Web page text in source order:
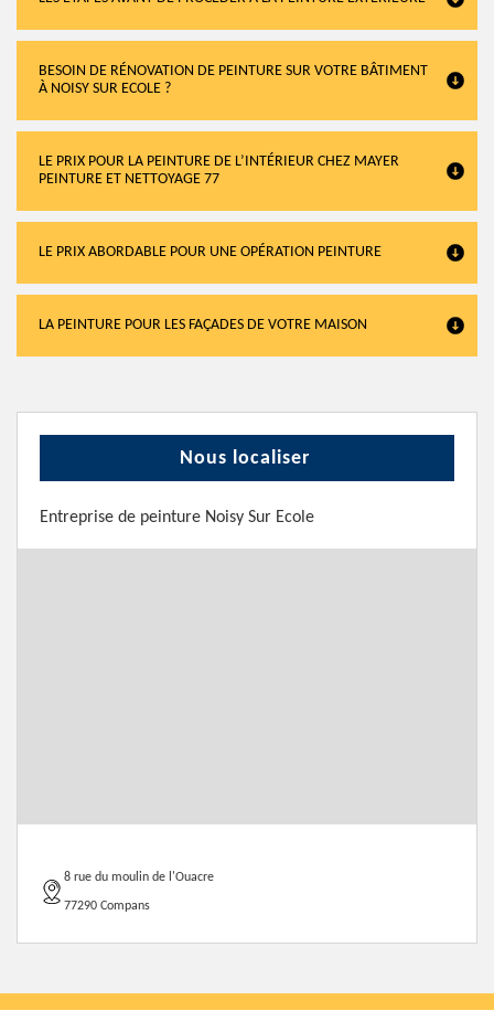
BESOIN DE RÉNOVATION DE PEINTURE SUR VOTRE BÂTIMENT
À NOISY SUR ECOLE ?
LE PRIX POUR LA PEINTURE DE L’INTÉRIEUR CHEZ MAYER
PEINTURE ET NETTOYAGE 77
LE PRIX ABORDABLE POUR UNE OPÉRATION PEINTURE
LA PEINTURE POUR LES FAÇADES DE VOTRE MAISON
Nous localiser
Entreprise de peinture Noisy Sur Ecole
8 rue du moulin de l'Ouacre
77290 Compans